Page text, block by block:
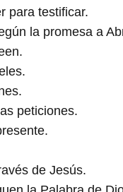
para testificar.
la promesa a
peticiones.
de Jesús.